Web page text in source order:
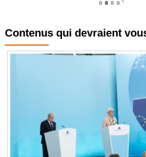
Contenus qui devraient